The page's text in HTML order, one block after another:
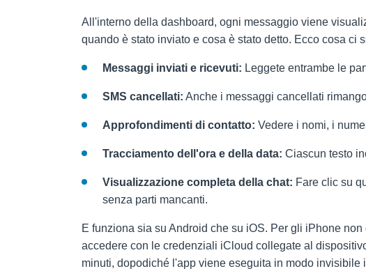
All'interno della dashboard, ogni messaggio viene
quando è stato inviato e cosa è stato detto. Ecco cosa ci
Messaggi inviati e ricevuti: Leggete entrambe le
SMS cancellati: Anche i messaggi cancellati
Approfondimenti di contatto: Vedere i nomi, i
Tracciamento dell'ora e della data: Ciascun testo
Visualizzazione completa della chat: Fare clic su
senza parti mancanti.
E funziona sia su Android che su iOS. Per gli iPhone
accedere con le credenziali iCloud collegate al
minuti, dopodiché l'app viene eseguita in modo invisibile